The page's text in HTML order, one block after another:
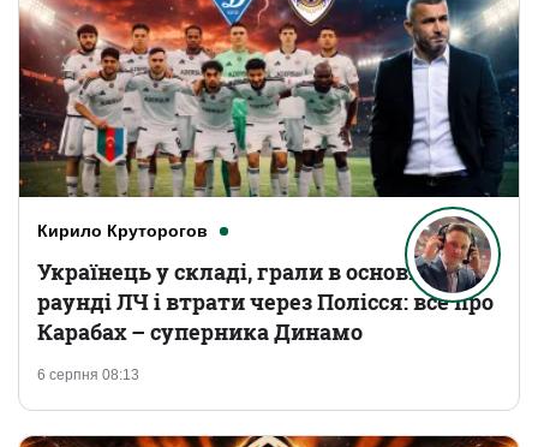
Кирило Круторогов
6 серпня 08:13
Українець у складі, грали в основному
раунді ЛЧ і втрати через Полісся: все про
Карабах – суперника Динамо